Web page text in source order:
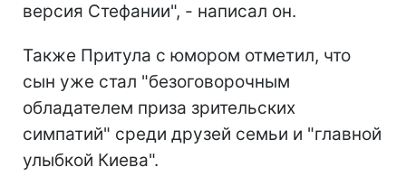
версия Стефании", - написал он.
Также Притула с юмором отметил, что
сын уже стал "безоговорочным
обладателем приза зрительских
симпатий" среди друзей семьи и "главной
улыбкой Киева".